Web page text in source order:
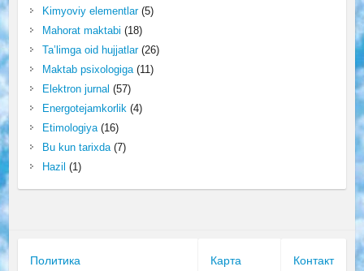
Kimyoviy elementlar(5)
Mahorat maktabi (18)
Ta’limga oid hujjatlar(26)
Maktab psixologiga(11)
Elektron jurnal (57)
Energotejamkorlik(4)
Etimologiya(16)
Bu kun tarixda(7)
Hazil (1)
Политика
Карта
Контакт